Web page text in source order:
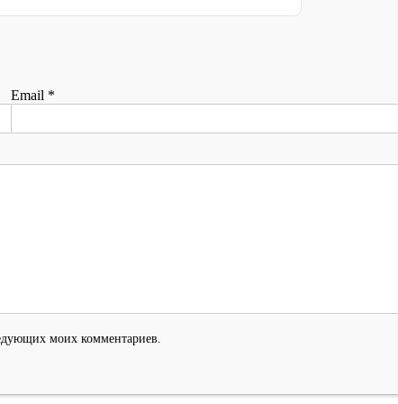
Email *
моих комментариев.